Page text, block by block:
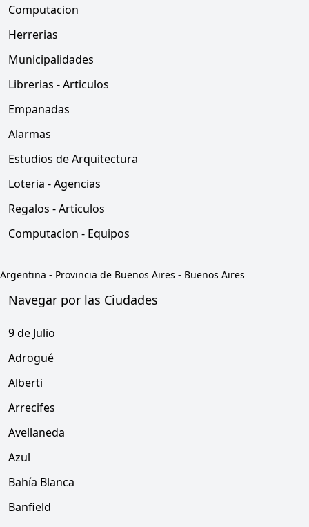
Computacion
Herrerias
Municipalidades
Librerias - Articulos
Empanadas
Alarmas
Estudios de Arquitectura
Loteria - Agencias
Regalos - Articulos
Computacion - Equipos
Argentina - Provincia de Buenos Aires - Buenos Aires
Navegar por las Ciudades
9 de Julio
Adrogué
Alberti
Arrecifes
Avellaneda
Azul
Bahía Blanca
Banfield